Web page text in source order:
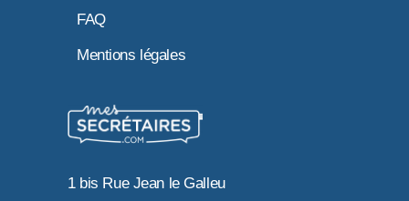
FAQ
Mentions légales
1 bis Rue Jean le Galleu